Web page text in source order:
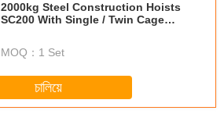
2000kg Steel Construction Hoists
SC200 With Single / Twin Cage
MOQ： 1 Set
চালিয়ে